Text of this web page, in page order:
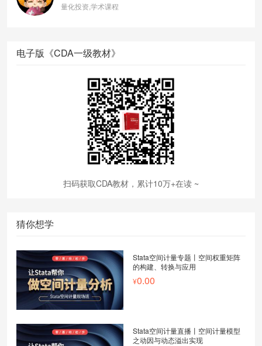
量化投资,学术课程
电子版《CDA一级教材》
扫码获取CDA教材，累计10万+在读 ~
猜你想学
Stata空间计量专题丨空间权重矩阵
的构建、转换与应用
0.00
Stata空间计量直播丨空间计量模型
之动因与动态溢出实现